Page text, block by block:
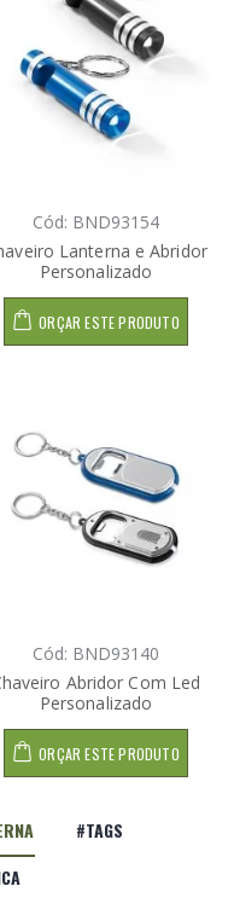
Cód: BND93154
Lanterna e Abridor
Personalizado
ORÇAR ESTE PRODUTO
Cód: BND93140
Abridor Com Led
Personalizado
ORÇAR ESTE PRODUTO
#TAGS